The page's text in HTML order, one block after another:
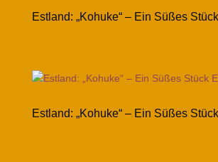
Estland: „Kohuke“ – Ein Süßes
Estland: „Kohuke“ – Ein Süßes